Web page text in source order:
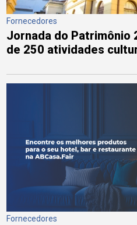
Fornecedores
Jornada do Patrimônio
de 250 atividades
Fornecedores